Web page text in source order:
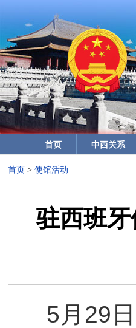
首页 中西关系
首页 > 使馆活动
驻西班
5月29